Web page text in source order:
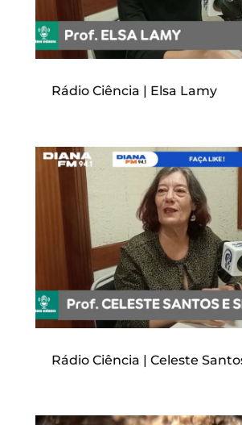
Rádio Ciência | Elsa Lamy
Rádio Ciência | Celeste